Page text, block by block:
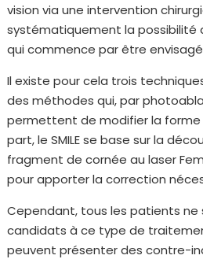
vision via une intervention
systématiquement la possibilité
qui commence par être
Il existe pour cela trois
des méthodes qui, par
permettent de modifier la forme
part, le SMILE se base sur la
fragment de cornée au laser
pour apporter la correction
Cependant, tous les patients ne
candidats à ce type de
peuvent présenter des contre-